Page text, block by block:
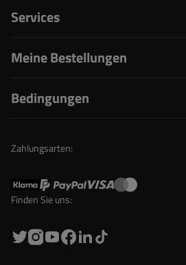
Services
Meine Bestellungen
Bedingungen
Zahlungsarten:
Finden Sie uns: